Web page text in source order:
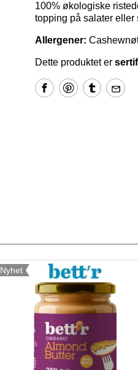
100% økologiske
topping på salater eller
Allergener:
Dette produktet er
Nyhet